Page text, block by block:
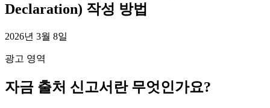
Declaration) 작성 방법
2026년 3월 8일
광고 영역
자금 출처 신고서란 무엇인가요?